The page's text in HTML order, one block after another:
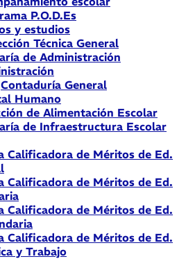
P.O.D.Es
y estudios
Técnica General
de Administración
Contaduría General
Humano
de Alimentación Escolar
de Infraestructura Escolar
Calificadora de Méritos de Ed.
Calificadora de Méritos de Ed.
Calificadora de Méritos de Ed.
Calificadora de Méritos de Ed.
y Trabajo